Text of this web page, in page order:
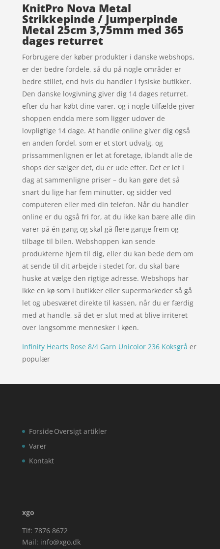
KnitPro Nova Metal
Strikkepinde / Jumperpinde
Metal 25cm 3,75mm med 365
dages returret
Forbrugere der køber produkter i danske webshops,
er der bedre fordele, så du på nogle områder er
bedre stillet, end hvis du handler I fysiske butikker.
Den danske lovgivning giver dig 14 dages returret.
efter du har købt dine varer, og i nogle tilfælde giver
shoppen endda mere som ligger udover de
lovpligtige 14 dage. At handle online giver dig også
en anden fordel, som er et stort udvalg, og
prissammenlignen er let at foretage, iblandt alle de
shops der sælger det, du er ude efter. Det er let i
dag at sammenligne priser – du kan gøre det så
snart du lige har fem minutter, og sidder ved
computeren eller med din telefon. Når du handler
online er du også fri for, at du ikke kan bære alle din
varer på én gang og skal gå flere gange frem og
tilbage til bilen. Webshoppen kan sende
produkterne hjem til dig, eller du kan bede dem om
at sende til dit arbejde i stedet for, du skal bare
huske at vælge den rigtige adresse. Webshops har
ikke en kø som i butikker eller supermarkeder så gå
let og ubesværet direkte til kassen, når du er færdig
med at handle, så det er slut med at blive irriteret
over langsomme mennesker i køen.
Infinity Hearts Rose 8/4 Garn Unicolor 236 Koksgrå er
populær
Forside
Varer
Kontakt
Oversigt artikler
xgo
Tlf: 7876 8672
Mail: info@xgo.dk